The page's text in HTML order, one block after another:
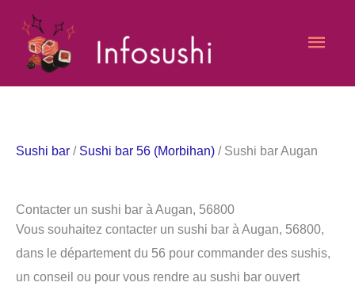
contenu
Sushi bar / Sushi bar 56 (Morbihan) / Sushi bar Augan
Contacter un sushi bar à Augan, 56800
Vous souhaitez contacter un sushi bar à Augan, 56800,
dans le département du 56 pour commander des sushis,
un conseil ou pour vous rendre au sushi bar ouvert